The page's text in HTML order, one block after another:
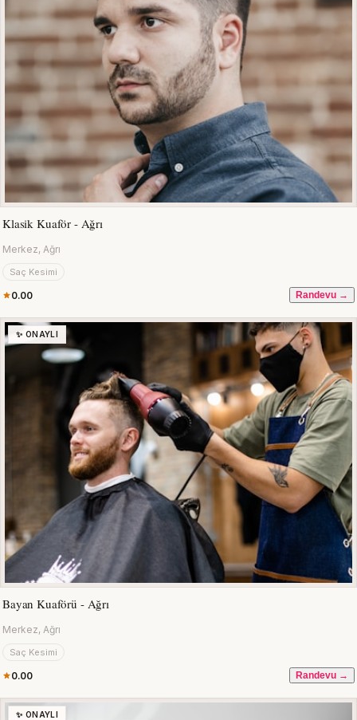
Klasik Kuaför - Ağrı
Merkez, Ağrı
Saç Kesimi
0.00 Randevu →
✨ ONAYLI
Bayan Kuaförü - Ağrı
Merkez, Ağrı
Saç Kesimi
0.00 Randevu →
✨ ONAYLI